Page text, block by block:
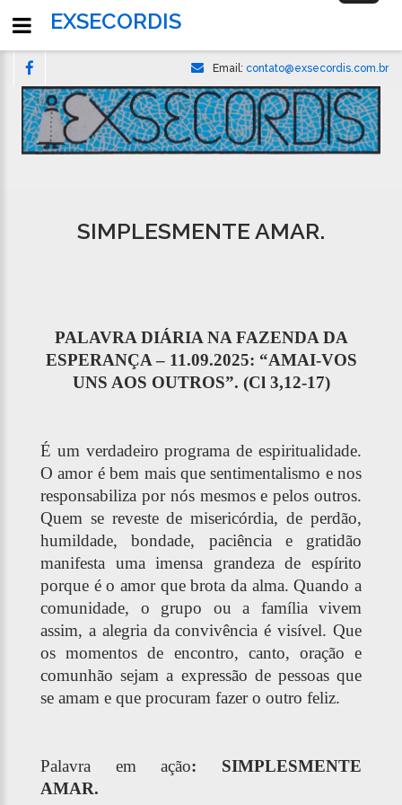
Email: contato@exsecordis.com.br
SIMPLESMENTE AMAR.
PALAVRA DIÁRIA NA FAZENDA DA
ESPERANÇA – 11.09.2025: “AMAI-VOS
UNS AOS OUTROS”. (Cl 3,12-17)
É um verdadeiro programa de espiritualidade.
O amor é bem mais que sentimentalismo e nos
responsabiliza por nós mesmos e pelos outros.
Quem se reveste de misericórdia, de perdão,
humildade, bondade, paciência e gratidão
manifesta uma imensa grandeza de espírito
porque é o amor que brota da alma. Quando a
comunidade, o grupo ou a família vivem
assim, a alegria da convivência é visível. Que
os momentos de encontro, canto, oração e
comunhão sejam a expressão de pessoas que
se amam e que procuram fazer o outro feliz.
Palavra em ação: SIMPLESMENTE
AMAR.
EXSECORDIS